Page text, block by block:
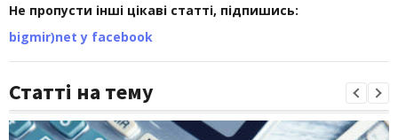
Не пропусти інші цікаві статті, підпишись:
bigmir)net у facebook
Статті на тему